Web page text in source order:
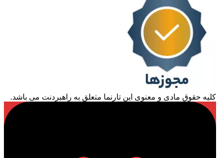
کلیه حقوق مادی و معنوی این تارنما متعلق به راهبردنت می باشد.